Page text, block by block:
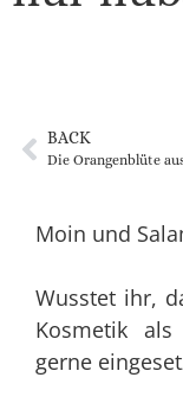
BACK
Moin und
Wusstet ihr,
Kosmetik
gerne